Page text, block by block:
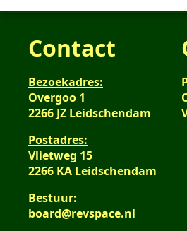
Contact
Bezoekadres:
Overgoo 1
2266 JZ Leidschendam
Postadres:
Vlietweg 15
2266 KA Leidschendam
Bestuur:
board@revspace.nl